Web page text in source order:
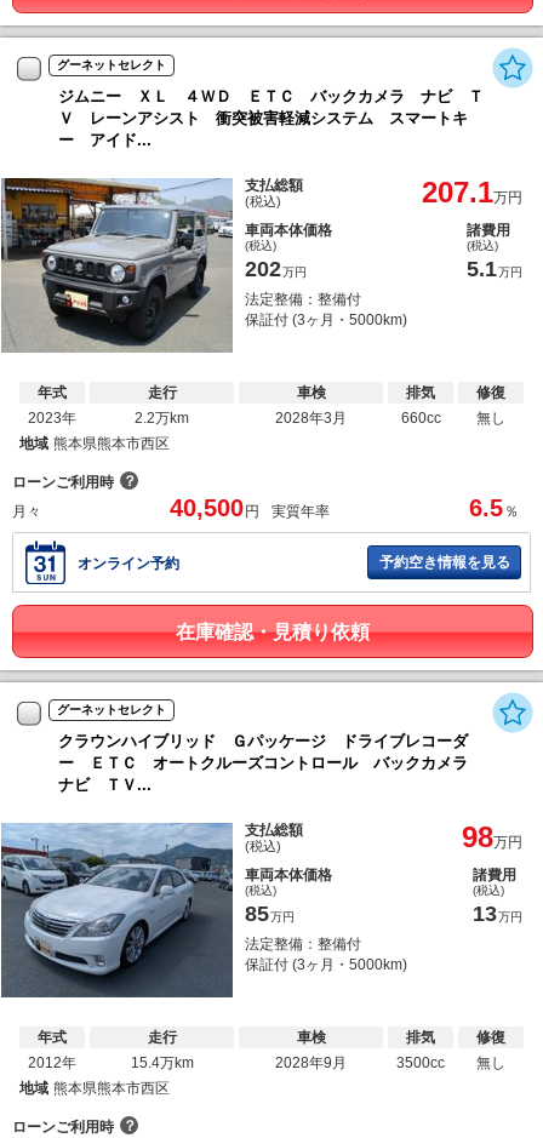
グーネットセレクト
ジムニー ＸＬ ４ＷＤ ＥＴＣ バックカメラ ナビ Ｔ
Ｖ レーンアシスト 衝突被害軽減システム スマートキ
ー アイド...
支払総額
(税込) 207.1万円
車両本体価格
(税込)
202万円
諸費用
(税込)
5.1万円
法定整備：整備付
保証付 (3ヶ月・5000km)
年式
2023年
走行
2.2万km
車検
2028年3月
排気
660cc
修復
無し
地域 熊本県熊本市西区
ローンご利用時 ？
月々
40,500 円 実質年率 6.5 ％
オンライン予約 予約空き情報を見る
在庫確認・見積り依頼
グーネットセレクト
クラウンハイブリッド Ｇパッケージ ドライブレコーダ
ー ＥＴＣ オートクルーズコントロール バックカメラ
ナビ ＴＶ...
支払総額
(税込) 98万円
車両本体価格
(税込)
85万円
諸費用
(税込)
13万円
法定整備：整備付
保証付 (3ヶ月・5000km)
年式
2012年
走行
15.4万km
車検
2028年9月
排気
3500cc
修復
無し
地域 熊本県熊本市西区
ローンご利用時 ？